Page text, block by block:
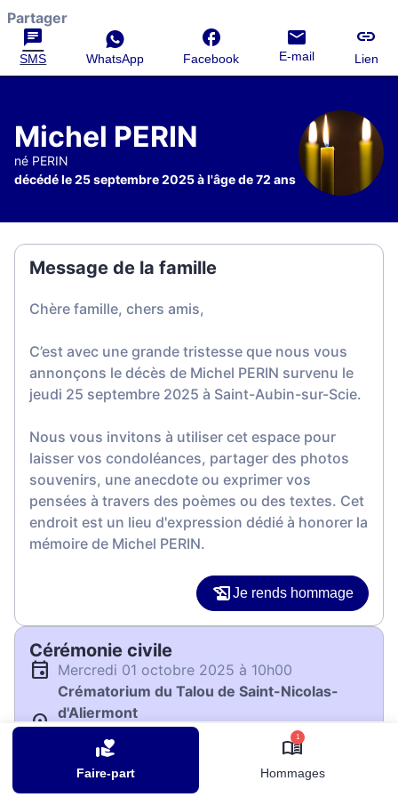
Faire-part
1
Hommages
Partager
SMS WhatsApp Facebook E-mail Lien
Michel PERIN
né PERIN
décédé le 25 septembre 2025 à l'âge de 72 ans
Message de la famille
Chère famille, chers amis,
C’est avec une grande tristesse que nous vous
annonçons le décès de Michel PERIN survenu le
jeudi 25 septembre 2025 à Saint-Aubin-sur-Scie.
Nous vous invitons à utiliser cet espace pour
laisser vos condoléances, partager des photos
souvenirs, une anecdote ou exprimer vos
pensées à travers des poèmes ou des textes. Cet
endroit est un lieu d'expression dédié à honorer la
mémoire de Michel PERIN.
Je rends hommage
Cérémonie civile
mercredi 01 octobre 2025 à 10h00
Crématorium du Talou de Saint-Nicolas-
d'Aliermont
76510 Saint-Nicolas-d'Aliermont